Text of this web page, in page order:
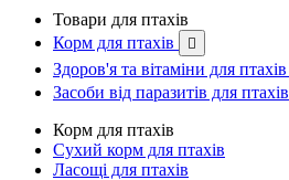
Товари для птахів
Корм для птахів

Здоров'я та вітаміни для птахів
Засоби від паразитів для птахів
Корм для птахів
Сухий корм для птахів
Ласощі для птахів